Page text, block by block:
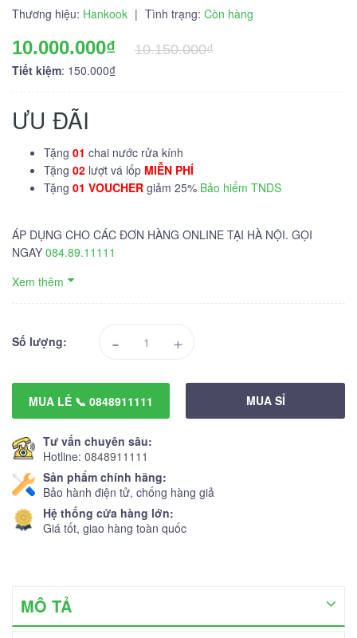
Thương hiệu: Hankook | Tình trạng: Còn hàng
10.000.000₫
10.150.000₫
Tiết kiệm: 150.000₫
ƯU ĐÃI
Tặng 01 chai nước rửa kính
Tặng 02 lượt vá lốp MIỄN PHÍ
Tặng 01 VOUCHER giảm 25% Bảo hiểm TNDS
ÁP DỤNG CHO CÁC ĐƠN HÀNG ONLINE TẠI HÀ NỘI. GỌI
NGAY 084.89.11111
Xem thêm
Số lượng: - +
MUA LẺ 📞 0848911111 MUA SỈ
Tư vấn chuyên sâu:
Hotline: 0848911111
Sản phẩm chính hãng:
Bảo hành điện tử, chống hàng giả
Hệ thống cửa hàng lớn:
Giá tốt, giao hàng toàn quốc
MÔ TẢ